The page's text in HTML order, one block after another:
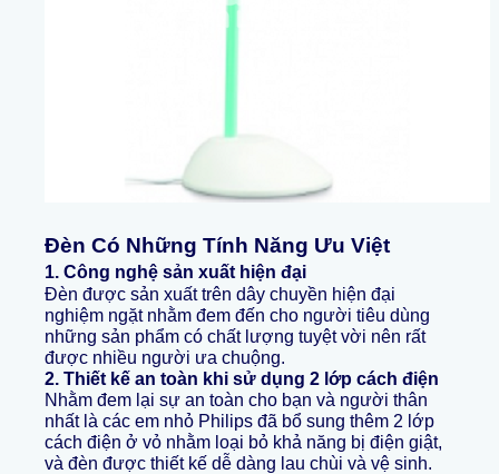
Đèn Có Những Tính Năng Ưu Việt
1. Công nghệ sản xuất hiện đại
Đèn được sản xuất trên dây chuyền hiện đại
nghiệm ngặt nhằm đem đến cho người tiêu dùng
những sản phẩm có chất lượng tuyệt vời nên rất
được nhiều người ưa chuộng.
2. Thiết kế an toàn khi sử dụng 2 lớp cách điện
Nhằm đem lại sự an toàn cho bạn và người thân
nhất là các em nhỏ Philips đã bổ sung thêm 2 lớp
cách điện ở vỏ nhằm loại bỏ khả năng bị điện giật,
và đèn được thiết kế dễ dàng lau chùi và vệ sinh.